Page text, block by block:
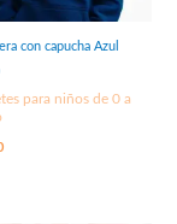
con capucha Azul
para niños de 0 a